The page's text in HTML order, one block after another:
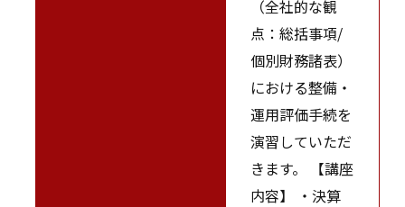
（全社的な観
点：総括事項/
個別財務諸表）
における整備・
運用評価手続を
演習していただ
きます。 【講座
内容】 ・決算